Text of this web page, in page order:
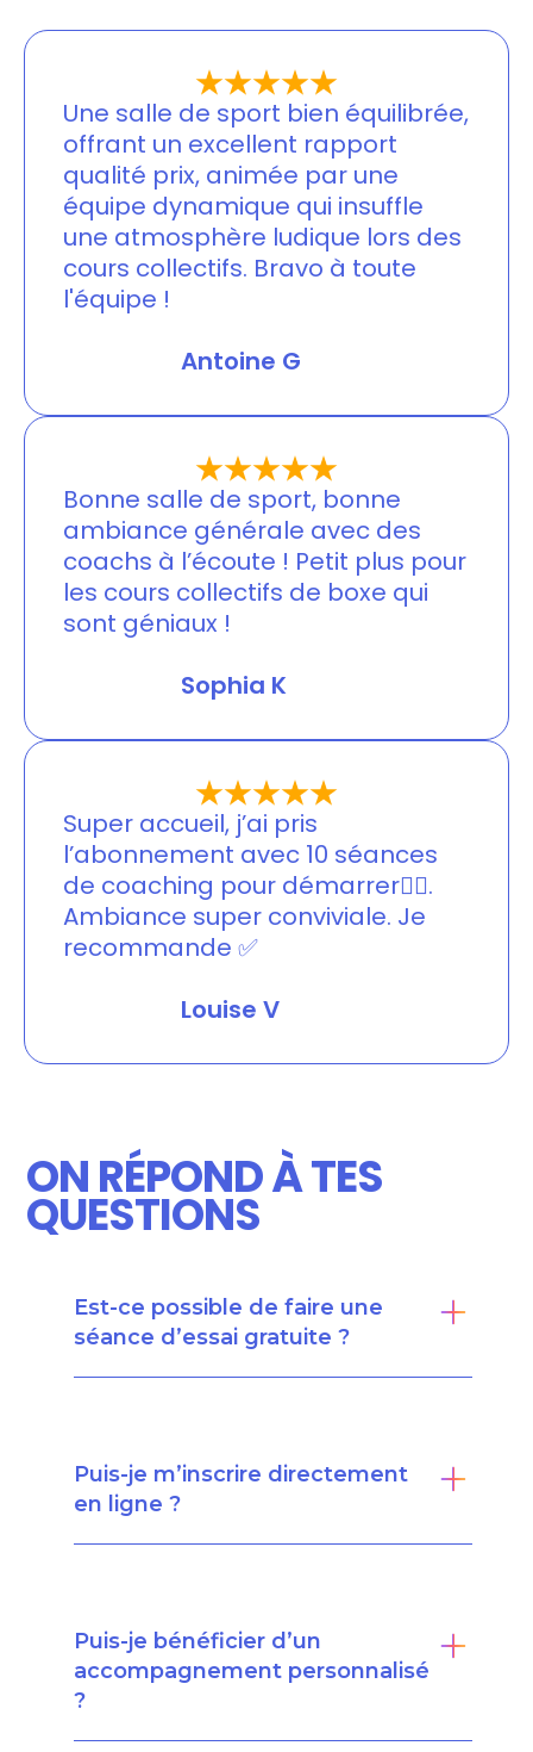
Une salle de sport bien équilibrée,
offrant un excellent rapport
qualité prix, animée par une
équipe dynamique qui insuffle
une atmosphère ludique lors des
cours collectifs. Bravo à toute
l'équipe !
Antoine G
Bonne salle de sport, bonne
ambiance générale avec des
coachs à l’écoute ! Petit plus pour
les cours collectifs de boxe qui
sont géniaux !
Sophia K
Super accueil, j’ai pris
l’abonnement avec 10 séances
de coaching pour démarrer🏋🏼.
Ambiance super conviviale. Je
recommande ✅
Louise V
ON RÉPOND À TES
QUESTIONS
Est-ce possible de faire une
séance d’essai gratuite ?
Puis-je m’inscrire directement
en ligne ?
Puis-je bénéficier d’un
accompagnement personnalisé
?